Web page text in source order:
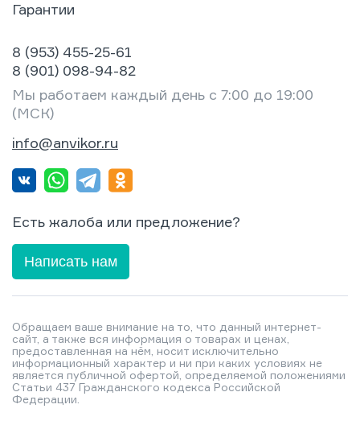
Гарантии
8 (953) 455-25-61
8 (901) 098-94-82
Мы работаем каждый день с 7:00 до 19:00
(МСК)
info@anvikor.ru
Есть жалоба или предложение?
Написать нам
Обращаем ваше внимание на то, что данный интернет-
сайт, а также вся информация о товарах и ценах,
предоставленная на нём, носит исключительно
информационный характер и ни при каких условиях не
является публичной офертой, определяемой положениями
Статьи 437 Гражданского кодекса Российской
Федерации.